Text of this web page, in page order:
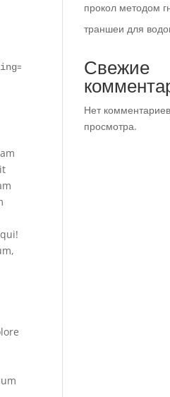
descr="100"
прокол методом
траншеи для
Свежие
Нет
просмотра.